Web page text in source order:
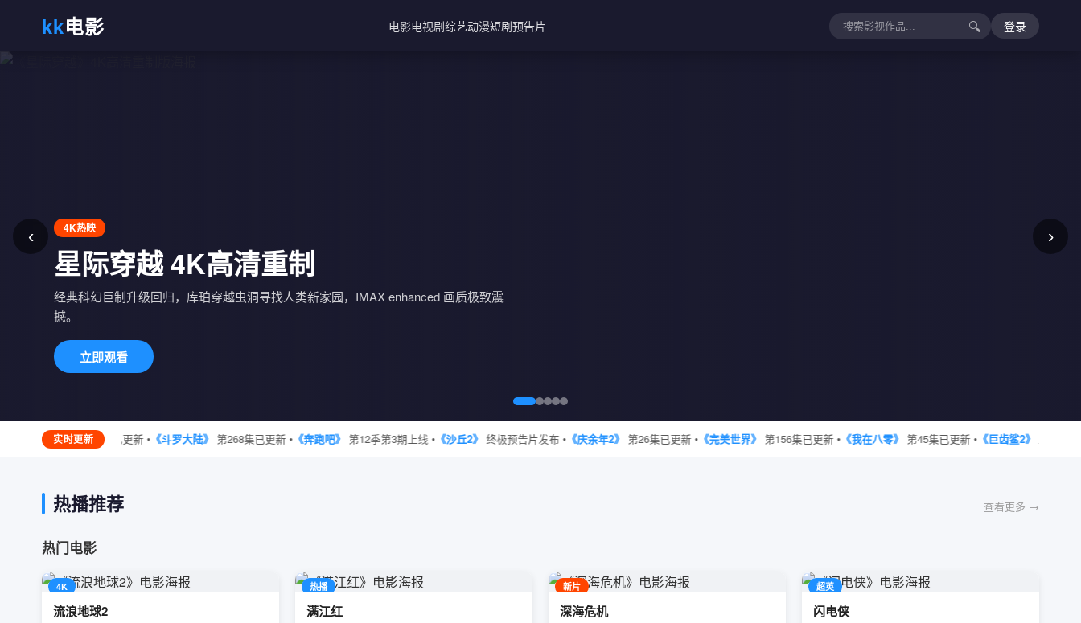
kk电影 电影电视剧综艺动漫短剧预告片 🔍 登录
4K热映
星际穿越 4K高清重制
经典科幻巨制升级回归，库珀穿越虫洞寻找人类新家园，IMAX enhanced 画质极致震
撼。
立即观看
热播剧集
长风渡 第38集更新
顾九思与柳玉茹携手共度乱世，情感与家国交织，年度古装大戏持续升温。
立即观看
‹ ›
实时更新
《长风渡》第38集已更新 •《斗罗大陆》第268集已更新 •《奔跑吧》第12季第3期上线 •《沙丘2》终极预告片发布 •《庆余年2》第26集已更新 •《完美世界》第156集已更新 •《我在八零》第45集已更新 •《巨齿鲨2》上线首周 •
热播推荐 查看更多 →
热门电影
4K
流浪地球2
热播
满江红
新片
深海危机
超英
闪电侠